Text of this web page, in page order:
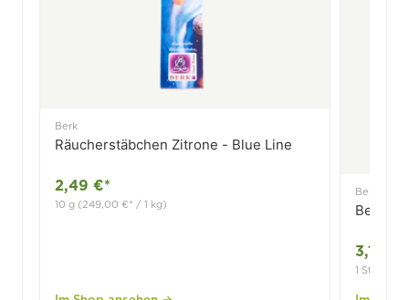
Berk
Räucherstäbchen Zitrone - Blue Line
2,49 €*
10 g (249,00 €* / 1 kg)
Berk
3,19 €*
1 Stck.